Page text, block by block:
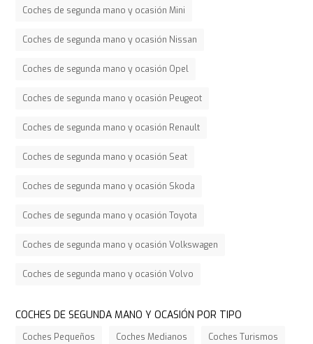
Coches de segunda mano y ocasión Mini
Coches de segunda mano y ocasión Nissan
Coches de segunda mano y ocasión Opel
Coches de segunda mano y ocasión Peugeot
Coches de segunda mano y ocasión Renault
Coches de segunda mano y ocasión Seat
Coches de segunda mano y ocasión Skoda
Coches de segunda mano y ocasión Toyota
Coches de segunda mano y ocasión Volkswagen
Coches de segunda mano y ocasión Volvo
COCHES DE SEGUNDA MANO Y OCASIÓN POR TIPO
Coches Pequeños Coches Medianos Coches Turismos